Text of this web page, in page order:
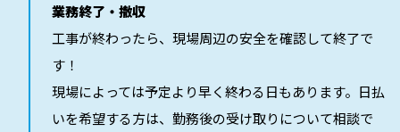
業務終了・撤収
工事が終わったら、現場周辺の安全を確認して終了で
す！
現場によっては予定より早く終わる日もあります。日払
いを希望する方は、勤務後の受け取りについて相談で